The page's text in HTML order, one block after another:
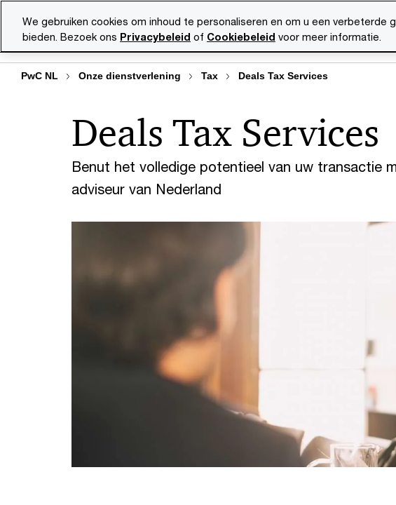
Diensten Marktsectoren
PwC NL Onze dienstverlening Tax Deals Tax Services
Benut het volledige potentieel van uw transactie
adviseur van Nederland
Deals Tax Services
We gebruiken cookies om inhoud te personaliseren en om u een verbeterde
bieden. Bezoek ons Privacybeleid of Cookiebeleid voor meer informatie.